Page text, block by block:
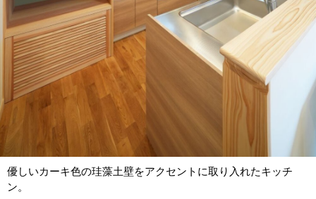
優しいカーキ色の珪藻土壁をアクセントに取り入れたキッチ
ン。